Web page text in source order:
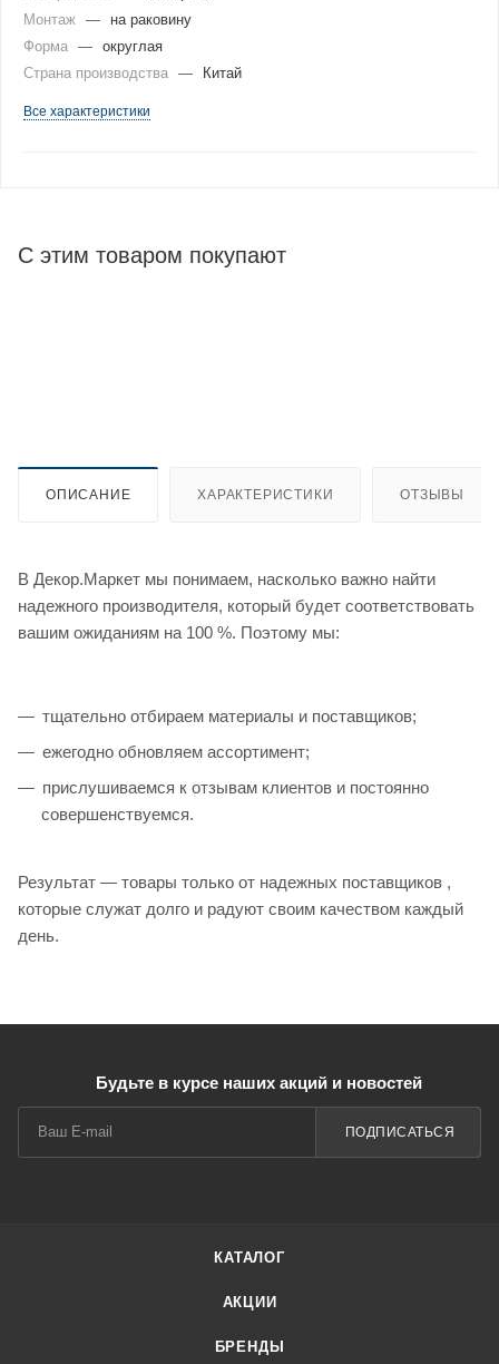
Монтаж —
на раковину
Форма — округлая
Страна производства — Китай
Все характеристики
С этим товаром покупают
ОПИСАНИЕ ХАРАКТЕРИСТИКИ ОТЗЫВЫ
В Декор.Маркет мы понимаем, насколько важно найти
надежного производителя, который будет соответствовать
вашим ожиданиям на 100 %. Поэтому мы:
тщательно отбираем материалы и поставщиков;
ежегодно обновляем ассортимент;
прислушиваемся к отзывам клиентов и постоянно
совершенствуемся.
Результат — товары только от надежных поставщиков ,
которые служат долго и радуют своим качеством каждый
день.
Будьте в курсе наших акций и новостей
ПОДПИСАТЬСЯ
КАТАЛОГ
АКЦИИ
БРЕНДЫ